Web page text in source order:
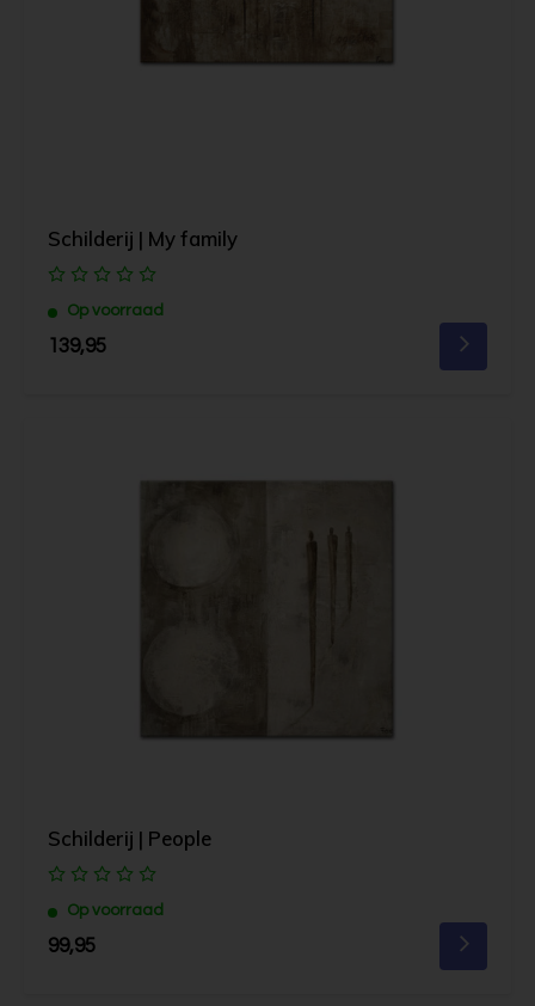
Schilderij | My family
Op voorraad
139,95
Schilderij | People
Op voorraad
99,95